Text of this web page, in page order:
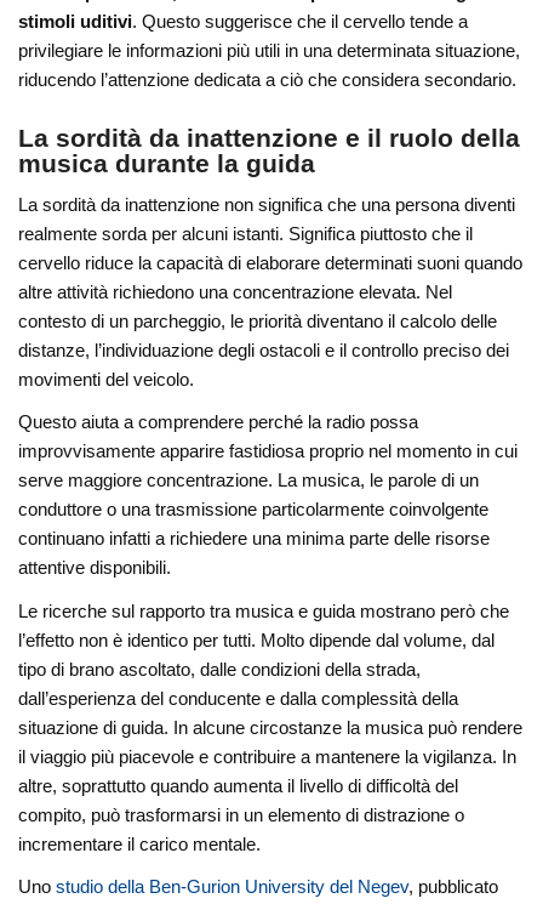
stimoli uditivi. Questo suggerisce che il cervello tende a
privilegiare le informazioni più utili in una determinata situazione,
riducendo l’attenzione dedicata a ciò che considera secondario.
La sordità da inattenzione e il ruolo della
musica durante la guida
La sordità da inattenzione non significa che una persona diventi
realmente sorda per alcuni istanti. Significa piuttosto che il
cervello riduce la capacità di elaborare determinati suoni quando
altre attività richiedono una concentrazione elevata. Nel
contesto di un parcheggio, le priorità diventano il calcolo delle
distanze, l’individuazione degli ostacoli e il controllo preciso dei
movimenti del veicolo.
Questo aiuta a comprendere perché la radio possa
improvvisamente apparire fastidiosa proprio nel momento in cui
serve maggiore concentrazione. La musica, le parole di un
conduttore o una trasmissione particolarmente coinvolgente
continuano infatti a richiedere una minima parte delle risorse
attentive disponibili.
Le ricerche sul rapporto tra musica e guida mostrano però che
l’effetto non è identico per tutti. Molto dipende dal volume, dal
tipo di brano ascoltato, dalle condizioni della strada,
dall’esperienza del conducente e dalla complessità della
situazione di guida. In alcune circostanze la musica può rendere
il viaggio più piacevole e contribuire a mantenere la vigilanza. In
altre, soprattutto quando aumenta il livello di difficoltà del
compito, può trasformarsi in un elemento di distrazione o
incrementare il carico mentale.
Unostudio della Ben-Gurion University del Negev, pubblicato